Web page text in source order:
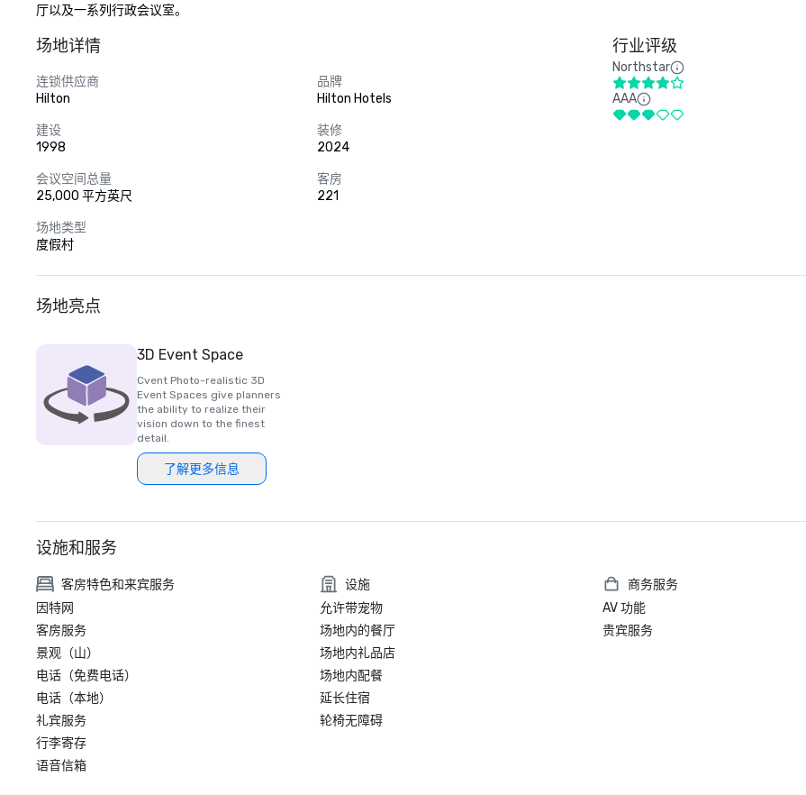
厅以及一系列行政会议室。
场地详情
连锁供应商
Hilton
品牌
Hilton Hotels
建设
1998
装修
2024
会议空间总量
25,000 平方英尺
客房
221
场地类型
度假村
行业评级
Northstar
AAA
场地亮点
3D Event Space
Cvent Photo-realistic 3D
Event Spaces give planners
the ability to realize their
vision down to the finest
detail.
了解更多信息
设施和服务
客房特色和来宾服务
因特网
客房服务
景观（山）
电话（免费电话）
电话（本地）
礼宾服务
行李寄存
语音信箱
设施
允许带宠物
场地内的餐厅
场地内礼品店
场地内配餐
延长住宿
轮椅无障碍
商务服务
AV 功能
贵宾服务